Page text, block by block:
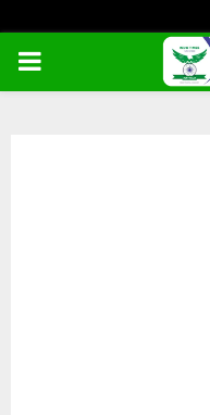
PRIMARY